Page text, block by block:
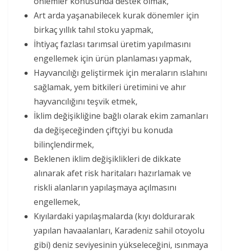
Art arda yaşanabilecek kurak dönemler için
birkaç yıllık tahıl stoku yapmak,
İhtiyaç fazlası tarımsal üretim yapılmasını
engellemek için ürün planlaması yapmak,
Hayvancılığı geliştirmek için meraların ıslahını
sağlamak, yem bitkileri üretimini ve ahır
hayvancılığını teşvik etmek,
İklim değişikliğine bağlı olarak ekim zamanları
da değişeceğinden çiftçiyi bu konuda
bilinçlendirmek,
Beklenen iklim değişiklikleri de dikkate
alınarak afet risk haritaları hazırlamak ve
riskli alanların yapılaşmaya açılmasını
engellemek,
Kıyılardaki yapılaşmalarda (kıyı doldurarak
yapılan havaalanları, Karadeniz sahil otoyolu
gibi) deniz seviyesinin yükseleceğini, ısınmaya